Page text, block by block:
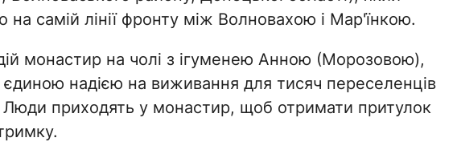
на самій лінії фронту між Волновахою і Мар'їнкою.
монастир на чолі з ігуменею Анною (Морозовою),
надією на виживання для тисяч переселенців
Люди приходять у монастир, щоб отримати притулок